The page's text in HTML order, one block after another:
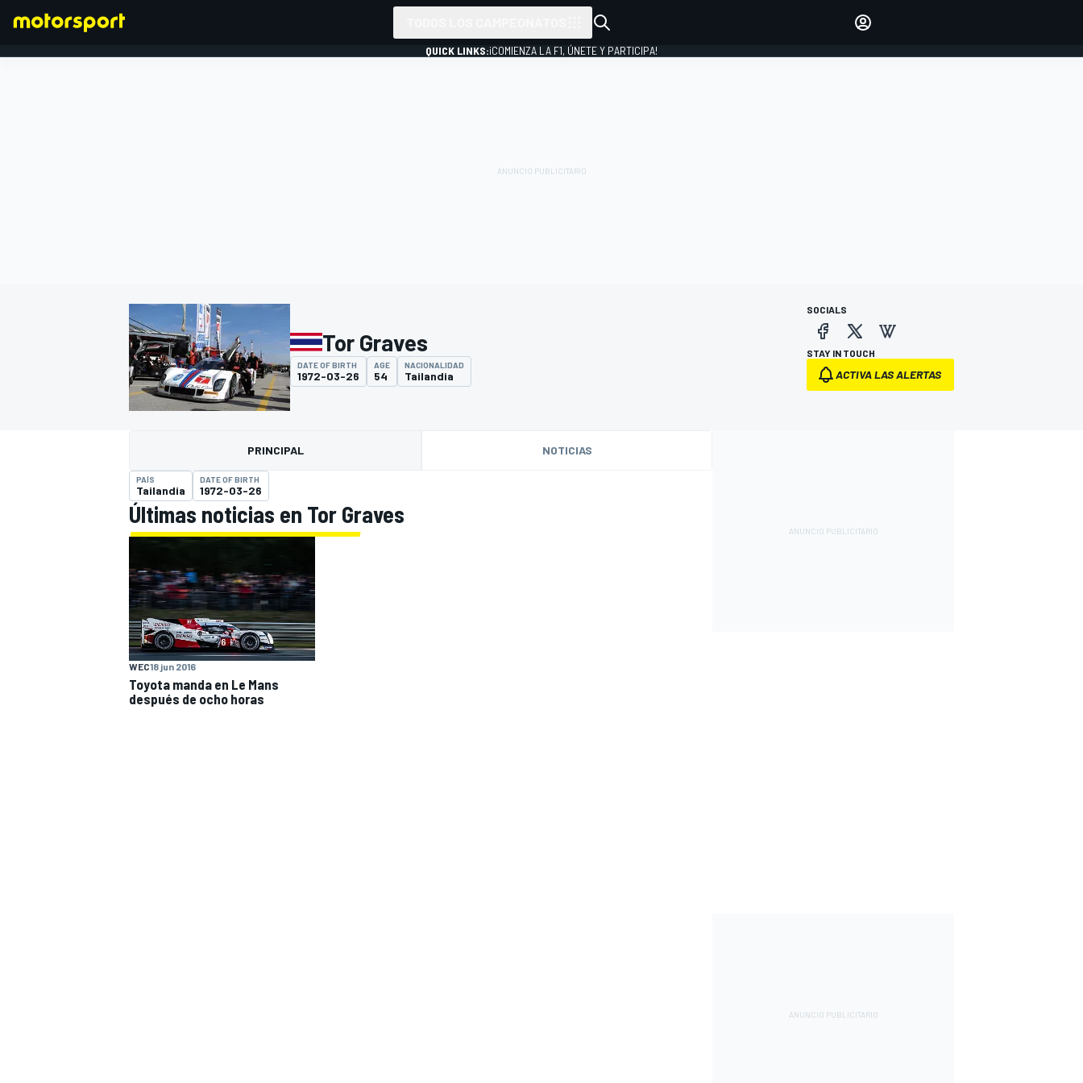
FÓRMULA E MOTO
NASCARINDYCARSPORTSCARRALLYTURISMO
MÁS
QUICK LINKS:¡COMIENZA LA F1, ÚNETE Y PARTICIPA!
Tor Graves
DATE OF BIRTH
1972-03-26
AGE
54
NACIONALIDAD
Tailandia
SOCIALS
STAY IN TOUCH
ACTIVA LAS ALERTAS
PRINCIPAL NOTICIAS
PAÍS
Tailandia
DATE OF BIRTH
1972-03-26
Últimas noticias en Tor Graves
WEC18 jun 2016
Toyota manda en Le Mans
después de ocho horas